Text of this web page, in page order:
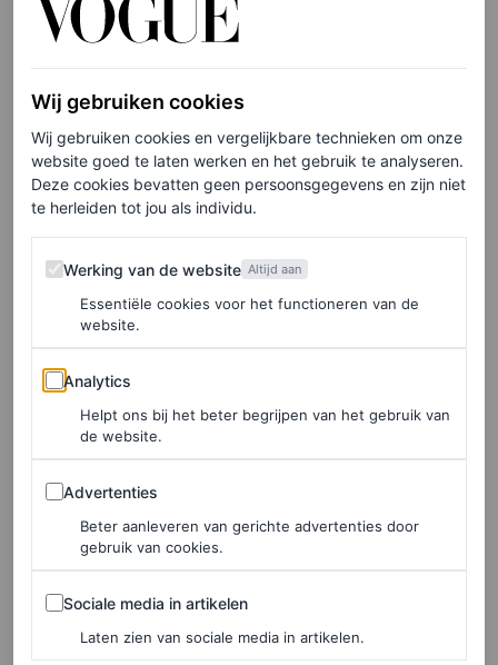
gerenommeerd fotograaf
Bastiaan Woudt is een piece
of art
PORSCHE
ACCESSOIRES
Bijzondere manieren om een
broche te dragen –
stylingtips rechtstreeks van
Hermès benoemt Grace
director mannenmode
FASHION NIEUWS
Wij gebruiken cookies
Wij gebruiken cookies en vergelijkbare technieken om onze
website goed te laten werken en het gebruik te analyseren.
Deze cookies bevatten geen persoonsgegevens en zijn niet
te herleiden tot jou als individu.
Werking van de website
Werking van de website Altijd aan
Essentiële cookies voor het functioneren van de
website.
Analytics
Analytics
Helpt ons bij het beter begrijpen van het gebruik van
de website.
Advertenties
Advertenties
Beter aanleveren van gerichte advertenties door
gebruik van cookies.
Sociale media in artikelen
Sociale media in artikelen
Laten zien van sociale media in artikelen.